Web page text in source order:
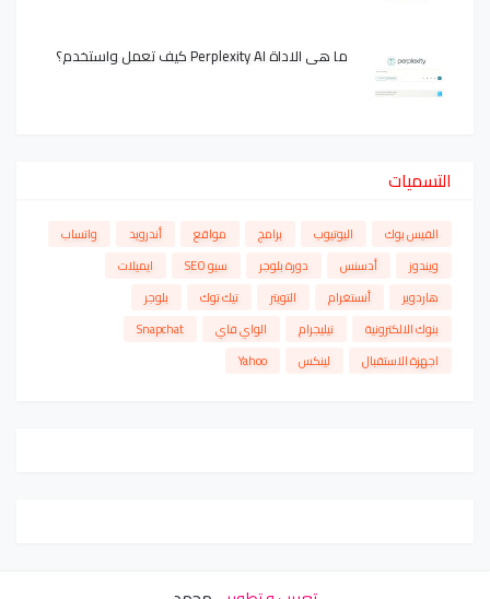
ما هي الاداة Perplexity AI كيف تعمل واستخدم؟
التسميات
الفيس بوك اليوتيوب برامج مواقع أندرويد
واتساب
ويندوز
أدسنس دورة بلوجر سيو SEO
ايميلات
هاردوير
أنستغرام التويتر تيك توك
بلوجر
بنوك الالكترونية
تيليجرام الواي فاي
Snapchat
اجهزة الاستقبال
لينكس Yahoo